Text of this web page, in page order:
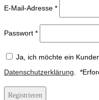
E-Mail-Adresse *
Passwort *
Ja, ich möchte ein
Datenschutzerklärung. *
Registrieren